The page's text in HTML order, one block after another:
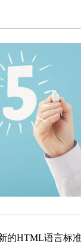
的HTML语言标